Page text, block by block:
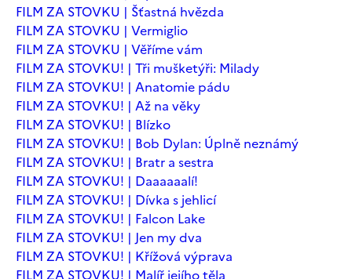
FILM ZA STOVKU | Šťastná hvězda
FILM ZA STOVKU | Vermiglio
FILM ZA STOVKU | Věříme vám
FILM ZA STOVKU! | Tři mušketýři: Milady
FILM ZA STOVKU! | Anatomie pádu
FILM ZA STOVKU! | Až na věky
FILM ZA STOVKU! | Blízko
FILM ZA STOVKU! | Bob Dylan: Úplně neznámý
FILM ZA STOVKU! | Bratr a sestra
FILM ZA STOVKU! | Daaaaaalí!
FILM ZA STOVKU! | Dívka s jehlicí
FILM ZA STOVKU! | Falcon Lake
FILM ZA STOVKU! | Jen my dva
FILM ZA STOVKU! | Křížová výprava
FILM ZA STOVKU! | Malíř jejího těla